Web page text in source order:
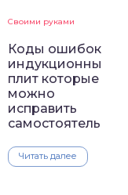
Своими руками
Коды ошибок
индукционных
плит которые
можно
исправить
самостоятельно
Читать далее